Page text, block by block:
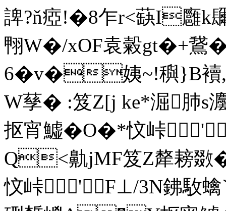
諀?ň瘂!�8乍r<蒛I廱
翈W�/xOF袁糓gt�+鵞
6�v�姨~!穥}B襩
W孶� :笈Z[j ke*淈肺s
抠宵鱋� O�*忟峠
Q<鼽jMF笈Z犛耪敪
忟峠'F⊥/3N鉘駇蠄